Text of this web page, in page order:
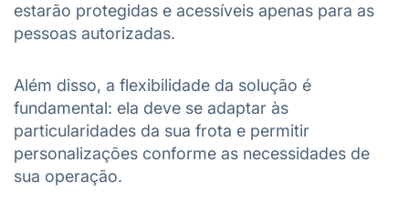
estarão protegidas e acessíveis apenas para as
pessoas autorizadas.
Além disso, a flexibilidade da solução é
fundamental: ela deve se adaptar às
particularidades da sua frota e permitir
personalizações conforme as necessidades de
sua operação.